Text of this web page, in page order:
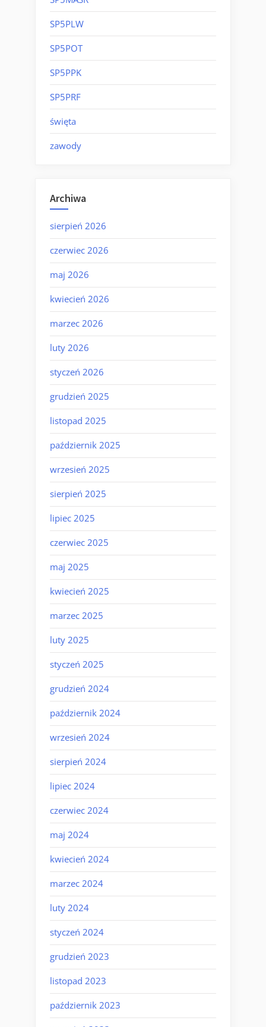
SP5PLW
SP5POT
SP5PPK
SP5PRF
święta
zawody
Archiwa
sierpień 2026
czerwiec 2026
maj 2026
kwiecień 2026
marzec 2026
luty 2026
styczeń 2026
grudzień 2025
listopad 2025
październik 2025
wrzesień 2025
sierpień 2025
lipiec 2025
czerwiec 2025
maj 2025
kwiecień 2025
marzec 2025
luty 2025
styczeń 2025
grudzień 2024
październik 2024
wrzesień 2024
sierpień 2024
lipiec 2024
czerwiec 2024
maj 2024
kwiecień 2024
marzec 2024
luty 2024
styczeń 2024
grudzień 2023
listopad 2023
październik 2023